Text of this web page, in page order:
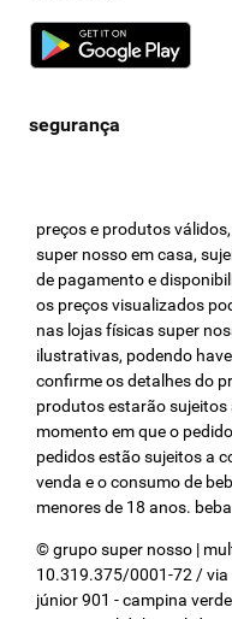
preços e produtos
super nosso em casa,
de pagamento e
os preços visualizados
nas lojas físicas super
ilustrativas, podendo
confirme os detalhes do
produtos estarão sujeitos
momento em que o
pedidos estão sujeitos a
venda e o consumo de
menores de 18 anos.
© grupo super nosso |
10.319.375/0001-72 / via
júnior 901 - campina